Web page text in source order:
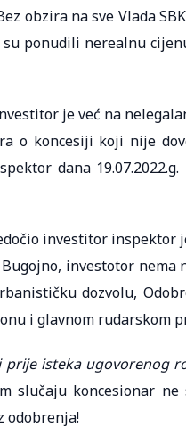
obzira na sve Vlada
ponudili nerealnu
je već na
o koncesiji koji nije
dana
investitor inspektor
investotor nema
dozvolu,
i glavnom rudarskom
isteka ugovorenog
slučaju koncesionar
odobrenja!